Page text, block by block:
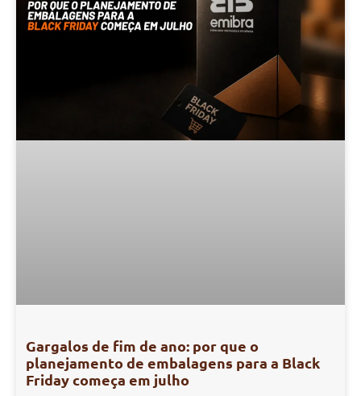
Gargalos de fim de ano: por que o
planejamento de embalagens para a Black
Friday começa em julho